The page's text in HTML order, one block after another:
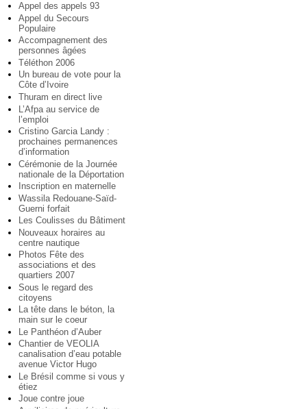
Appel des appels 93
Appel du Secours
Populaire
Accompagnement des
personnes âgées
Téléthon 2006
Un bureau de vote pour la
Côte d’Ivoire
Thuram en direct live
L’Afpa au service de
l’emploi
Cristino Garcia Landy :
prochaines permanences
d’information
Cérémonie de la Journée
nationale de la Déportation
Inscription en maternelle
Wassila Redouane-Saïd-
Guerni forfait
Les Coulisses du Bâtiment
Nouveaux horaires au
centre nautique
Photos Fête des
associations et des
quartiers 2007
Sous le regard des
citoyens
La tête dans le béton, la
main sur le coeur
Le Panthéon d’Auber
Chantier de VEOLIA
canalisation d’eau potable
avenue Victor Hugo
Le Brésil comme si vous y
étiez
Joue contre joue